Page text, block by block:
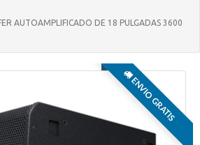
AUTOAMPLIFICADO DE 18 PULGADAS 3600
ENVIO GRATIS